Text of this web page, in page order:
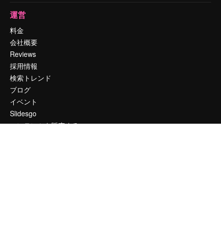
運営
料金
会社概要
Reviews
採用情報
検索トレンド
ブログ
イベント
Slidesgo
コンテンツを販売する